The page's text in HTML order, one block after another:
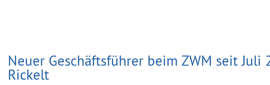
Neuer Geschäftsführer beim ZWM seit Juli
Rickelt